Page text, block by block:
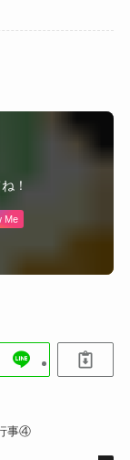
！
Me
事④